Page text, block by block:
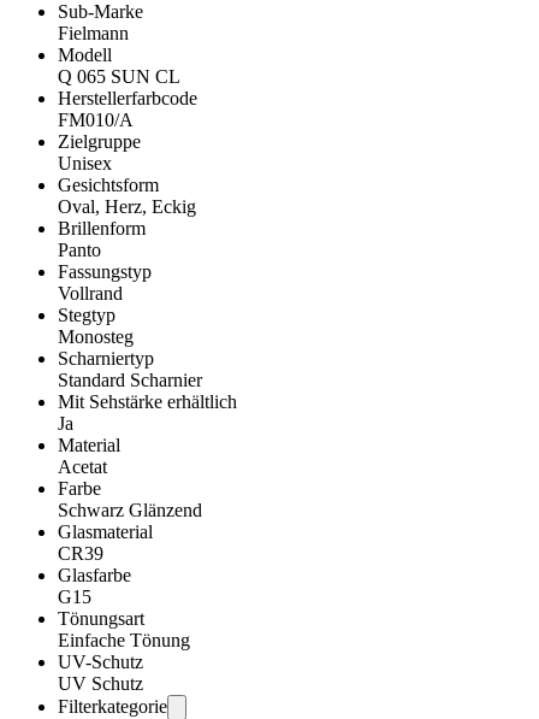
Sub-Marke
Fielmann
Modell
Q 065 SUN CL
Herstellerfarbcode
FM010/A
Zielgruppe
Unisex
Gesichtsform
Oval, Herz, Eckig
Brillenform
Panto
Fassungstyp
Vollrand
Stegtyp
Monosteg
Scharniertyp
Standard Scharnier
Mit Sehstärke erhältlich
Ja
Material
Acetat
Farbe
Schwarz Glänzend
Glasmaterial
CR39
Glasfarbe
G15
Tönungsart
Einfache Tönung
UV-Schutz
UV Schutz
Filterkategorie